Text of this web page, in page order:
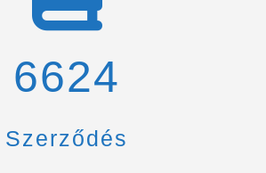
6900
Szerződés